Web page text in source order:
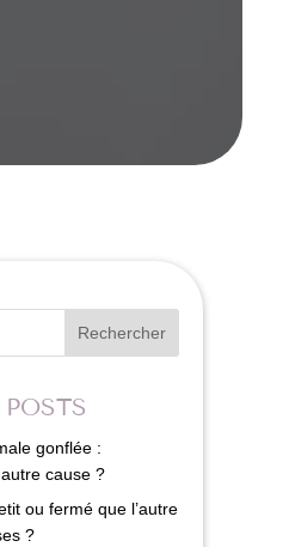
Rechercher
gonflée :
cause ?
ou fermé que l’autre
?